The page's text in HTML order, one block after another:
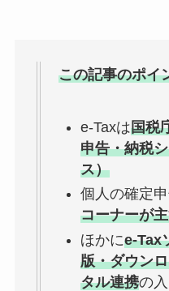
この記事のポイ
e-Taxは国税
申告・納税
ス）
個人の確定
コーナーが
ほかにe-Tax
版・ダウン
タル連携の